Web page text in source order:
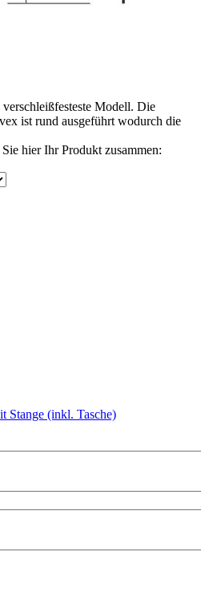
Modell. Die
ist rund ausgeführt wodurch die
Sie hier Ihr Produkt zusammen:
Stange (inkl. Tasche)